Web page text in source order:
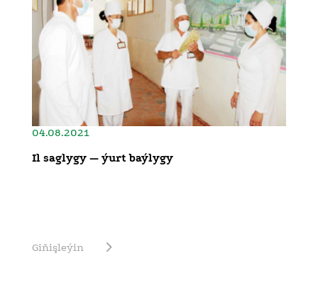
04.08.2021
Il saglygy — ýurt baýlygy
Giňişleýin